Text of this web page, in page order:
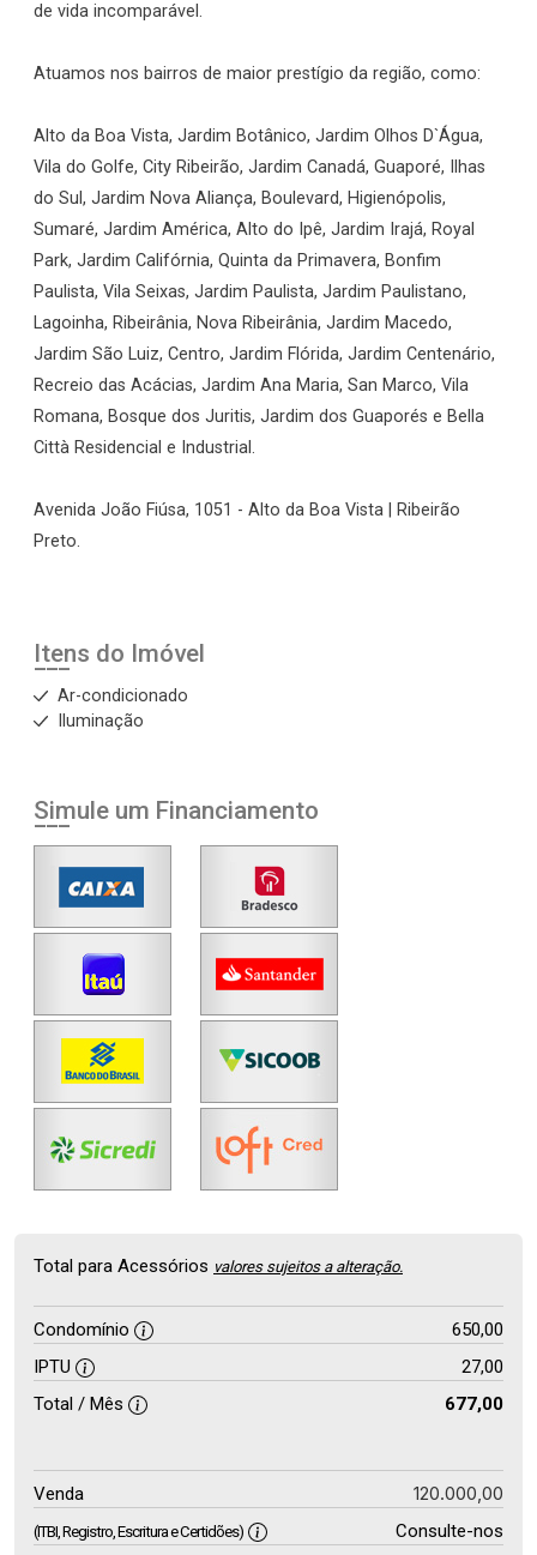
de vida incomparável.
Atuamos nos bairros de maior prestígio da região, como:
Alto da Boa Vista, Jardim Botânico, Jardim Olhos D`Água,
Vila do Golfe, City Ribeirão, Jardim Canadá, Guaporé, Ilhas
do Sul, Jardim Nova Aliança, Boulevard, Higienópolis,
Sumaré, Jardim América, Alto do Ipê, Jardim Irajá, Royal
Park, Jardim Califórnia, Quinta da Primavera, Bonfim
Paulista, Vila Seixas, Jardim Paulista, Jardim Paulistano,
Lagoinha, Ribeirânia, Nova Ribeirânia, Jardim Macedo,
Jardim São Luiz, Centro, Jardim Flórida, Jardim Centenário,
Recreio das Acácias, Jardim Ana Maria, San Marco, Vila
Romana, Bosque dos Juritis, Jardim dos Guaporés e Bella
Città Residencial e Industrial.
Avenida João Fiúsa, 1051 - Alto da Boa Vista | Ribeirão
Preto.
Itens do Imóvel
Ar-condicionado
Iluminação
Simule um Financiamento
Total para Acessórios valores sujeitos a alteração.
Condomínio
650,00
IPTU
27,00
Total / Mês
677,00
Venda 120.000,00
(ITBI, Registro, Escritura e Certidões) Consulte-nos